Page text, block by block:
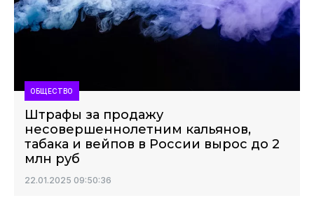
ОБЩЕСТВО
Штрафы за продажу
несовершеннолетним кальянов,
табака и вейпов в России вырос до 2
млн руб
22.01.2025 09:50:36